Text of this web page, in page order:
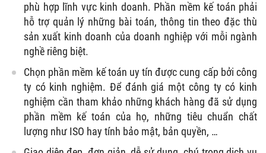
phù hợp lĩnh vực kinh doanh. Phần mềm kế toán phải
hỗ trợ quản lý những bài toán, thông tin theo đặc thù
sản xuất kinh doanh của doanh nghiệp với mỗi ngành
nghề riêng biệt.
Chọn phần mềm kế toán uy tín được cung cấp bởi công
ty có kinh nghiệm. Để đánh giá một công ty có kinh
nghiệm cần tham khảo những khách hàng đã sử dụng
phần mềm kế toán của họ, những tiêu chuẩn chất
lượng như ISO hay tính bảo mật, bản quyền, …